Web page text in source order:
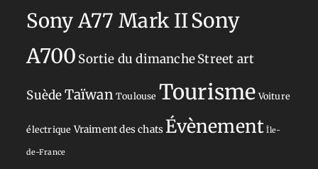
Sony A77 Mark IISony
A700 Sortie du dimancheStreet art
SuèdeTaïwan Toulouse Tourisme Voiture
électrique Vraiment des chats Évènement Île-
de-France